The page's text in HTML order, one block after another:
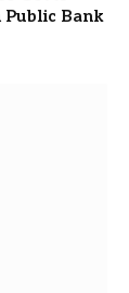
Public Bank